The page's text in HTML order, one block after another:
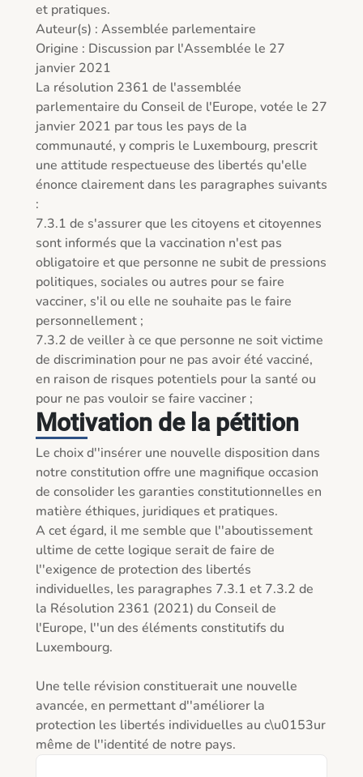
et pratiques.
Auteur(s) : Assemblée parlementaire
Origine : Discussion par l'Assemblée le 27
janvier 2021
La résolution 2361 de l'assemblée
parlementaire du Conseil de l'Europe, votée le 27
janvier 2021 par tous les pays de la
communauté, y compris le Luxembourg, prescrit
une attitude respectueuse des libertés qu'elle
énonce clairement dans les paragraphes suivants
:
7.3.1 de s'assurer que les citoyens et citoyennes
sont informés que la vaccination n'est pas
obligatoire et que personne ne subit de pressions
politiques, sociales ou autres pour se faire
vacciner, s'il ou elle ne souhaite pas le faire
personnellement ;
7.3.2 de veiller à ce que personne ne soit victime
de discrimination pour ne pas avoir été vacciné,
en raison de risques potentiels pour la santé ou
pour ne pas vouloir se faire vacciner ;
Motivation de la pétition
Le choix d''insérer une nouvelle disposition dans
notre constitution offre une magnifique occasion
de consolider les garanties constitutionnelles en
matière éthiques, juridiques et pratiques.
A cet égard, il me semble que l''aboutissement
ultime de cette logique serait de faire de
l''exigence de protection des libertés
individuelles, les paragraphes 7.3.1 et 7.3.2 de
la Résolution 2361 (2021) du Conseil de
l'Europe, l''un des éléments constitutifs du
Luxembourg.
Une telle révision constituerait une nouvelle
avancée, en permettant d''améliorer la
protection les libertés individuelles au c\u0153ur
même de l''identité de notre pays.